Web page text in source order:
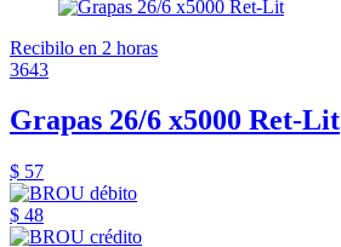
Recibilo en 2 horas
3643
Grapas 26/6 x5000 Ret-Lit
$ 57
$ 48